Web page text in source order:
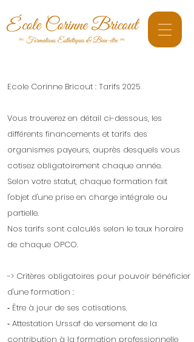
Ecole Corinne Bricout : Tarifs 2025
Vous trouverez en détail ci-dessous, les
différents financements et tarifs des
organismes payeurs, auprès desquels vous
cotisez obligatoirement chaque année.
Selon votre statut, chaque formation fait
l'objet d'une prise en charge intégrale ou
partielle.
Nos tarifs sont calculés selon le taux horaire
de chaque OPCO.
-> Critères obligatoires pour pouvoir bénéficier
d'une formation :
⁃ Être à jour de ses cotisations.
⁃ Attestation Urssaf de versement de la
contribution à la formation professionnelle